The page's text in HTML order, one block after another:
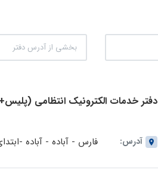
دفتر خدمات الکترونیک انتظامی (پلیس+10) شماره 7117511آبادهاستان فارس
آدرس: فارس - آباده - آباده -